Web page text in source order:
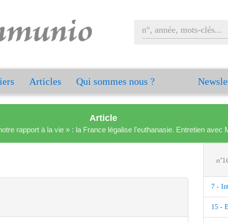
Articles Qui sommes nous ?
Article
rapport à la vie » : la France légalise l'euthanasie. Entretien avec
7 -
15 -